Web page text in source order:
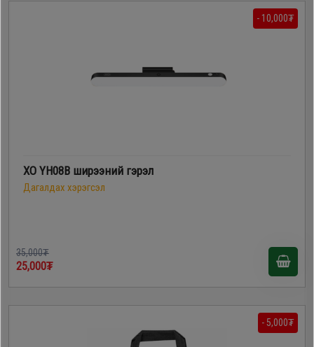
- 10,000₮
XO YH08B ширээний гэрэл
Дагалдах хэрэгсэл
35,000₮
25,000₮
- 5,000₮